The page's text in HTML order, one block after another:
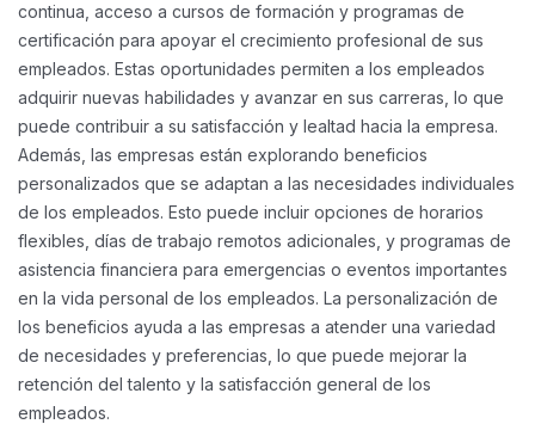
continua, acceso a cursos de formación y programas de
certificación para apoyar el crecimiento profesional de sus
empleados. Estas oportunidades permiten a los empleados
adquirir nuevas habilidades y avanzar en sus carreras, lo que
puede contribuir a su satisfacción y lealtad hacia la empresa.
Además, las empresas están explorando beneficios
personalizados que se adaptan a las necesidades individuales
de los empleados. Esto puede incluir opciones de horarios
flexibles, días de trabajo remotos adicionales, y programas de
asistencia financiera para emergencias o eventos importantes
en la vida personal de los empleados. La personalización de
los beneficios ayuda a las empresas a atender una variedad
de necesidades y preferencias, lo que puede mejorar la
retención del talento y la satisfacción general de los
empleados.